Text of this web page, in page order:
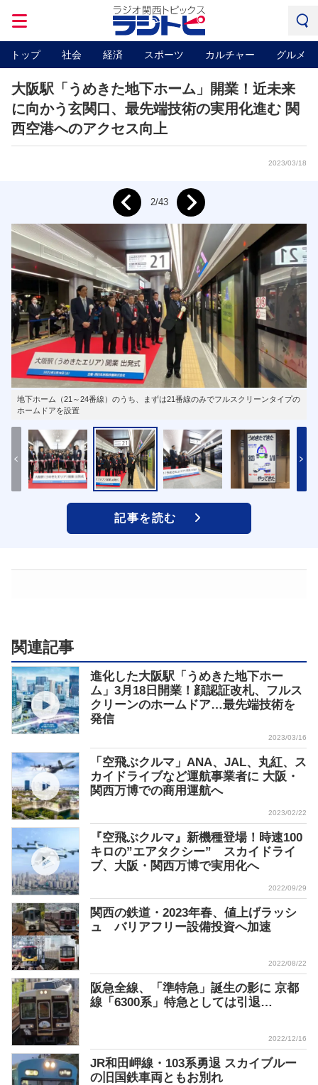
トップ 社会 経済 スポーツ カルチャー グルメ
大阪駅「うめきた地下ホーム」開業！近未来
に向かう玄関口、最先端技術の実用化進む 関
西空港へのアクセス向上
2023/03/18
地下ホーム（21～24番線）のうち、まずは21番線のみでフルスクリーンタイプの
ホームドアを設置
2/43
記事を読む
関連記事
進化した大阪駅「うめきた地下ホー
ム」3月18日開業！顔認証改札、フルス
クリーンのホームドア…最先端技術を
発信
2023/03/16
「空飛ぶクルマ」ANA、JAL、丸紅、ス
カイドライブなど運航事業者に 大阪・
関西万博での商用運航へ
2023/02/22
『空飛ぶクルマ』新機種登場！時速100
キロの”エアタクシー” スカイドライ
ブ、大阪・関西万博で実用化へ
2022/09/29
関西の鉄道・2023年春、値上げラッシ
ュ バリアフリー設備投資へ加速
2022/08/22
阪急全線、「準特急」誕生の影に 京都
線「6300系」特急としては引退…
2022/12/16
JR和田岬線・103系勇退 スカイブルー
の旧国鉄車両ともお別れ